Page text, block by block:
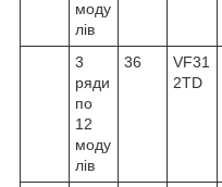
моду
лів
3
ряди
по
12
моду
лів
36
VF31
2TD